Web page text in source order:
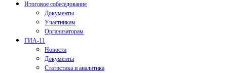
Итоговое собеседование
Документы
Участникам
Организаторам
ГИА-11
Новости
Документы
Статистика и аналитика